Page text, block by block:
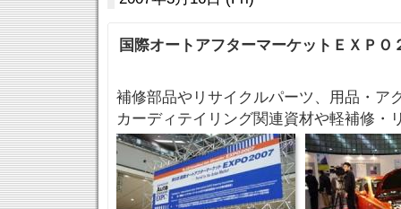
国際オートアフターマーケットＥＸＰＯ
補修部品やリサイクルパーツ、用品・ア
カーディテイリング関連資材や軽補修・